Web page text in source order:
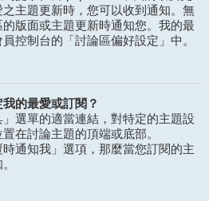
主題更新時，您可以收到通知。無
版面或主題更新時通知您。我的最
控制台的「討論區偏好設定」中。
的最愛或訂閱？
選單的適當連結，對特定的主題設
在討論主題的頂端或底部。
通知我」選項，那麼當您訂閱的主